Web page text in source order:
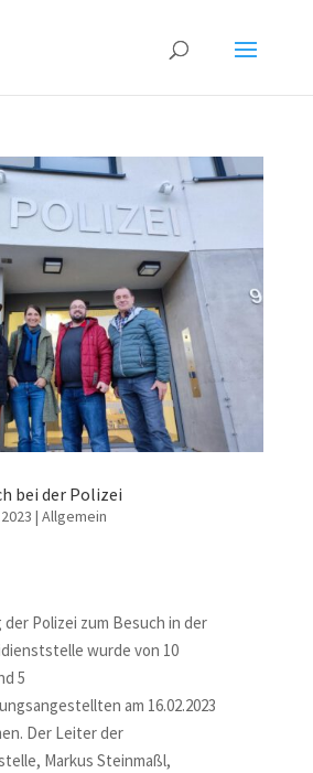
bei der Polizei
| Allgemein
der Polizei zum Besuch in der
wurde von 10
5
am 16.02.2023
Der Leiter der
Markus Steinmaßl,